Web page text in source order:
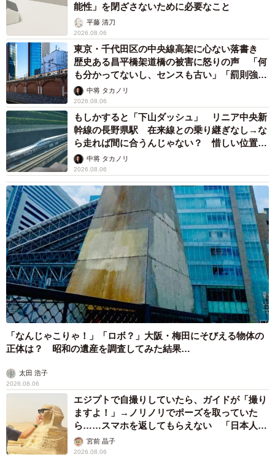
4/4
どうか奈良公園周辺では速度を落して慎重に運転して下さるように（川
地さん提供）
──奈良公園付近の鹿たちの現状と、人と鹿が共存できるよ
うな今後の対応策や活動などについて教えてください。
「奈良公園付近の鹿たちの現状については、山下知事が農
作物被害などを理由に駆除範囲を広げざるを得ないとの発
能性」を閉ざさないために必要なこと
平藤 清刀
2026.08.06
東京・千代田区の中央線高架に心ない落書き
歴史ある昌平橋架道橋の被害に怒りの声 「何
も分かってないし、センスも古い」「罰則強化
して」中将 タカノリ
2026.08.06
もしかすると「下山ダッシュ」 リニア中央新
幹線の長野県駅 在来線との乗り継ぎなし→な
ら走れば間に合うんじゃない？ 惜しい位置関
係が反響
中将 タカノリ
2026.08.06
「なんじゃこりゃ！」「ロボ？」大阪・梅田にそびえる物体の
正体は？ 昭和の遺産を調査してみた結果…
太田 浩子
2026.08.06
エジプトで自撮りしていたら、ガイドが「撮り
ますよ！」→ノリノリでポーズを取っていた
ら……スマホを返してもらえない 「日本人は
カモ代表かも」「私は6時間で3万円払った」
宮前 晶子
2026.08.06